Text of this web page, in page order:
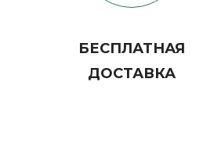
БЕСПЛАТНАЯ
ДОСТАВКА